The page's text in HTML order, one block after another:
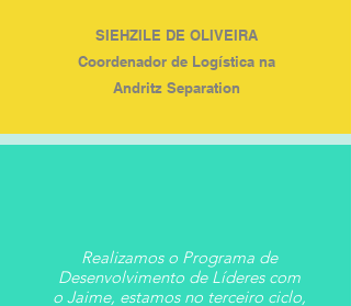
SIEHZILE DE OLIVEIRA
Coordenador de Logística na
Andritz Separation
Realizamos o Programa de
Desenvolvimento de Líderes com
o Jaime, estamos no terceiro ciclo,